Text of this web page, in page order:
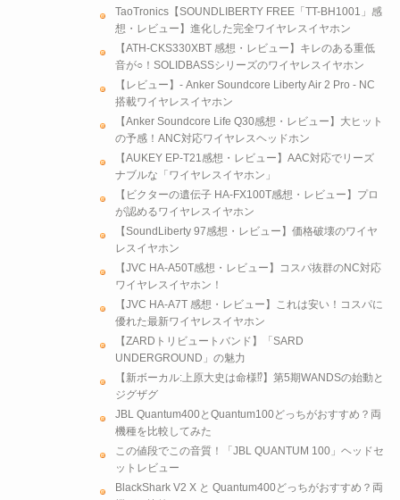
TaoTronics【SOUNDLIBERTY FREE「TT-BH1001」感
想・レビュー】進化した完全ワイヤレスイヤホン
【ATH-CKS330XBT 感想・レビュー】キレのある重低
音が○！SOLIDBASSシリーズのワイヤレスイヤホン
【レビュー】- Anker Soundcore Liberty Air 2 Pro - NC
搭載ワイヤレスイヤホン
【Anker Soundcore Life Q30感想・レビュー】大ヒット
の予感！ANC対応ワイヤレスヘッドホン
【AUKEY EP-T21感想・レビュー】AAC対応でリーズ
ナブルな「ワイヤレスイヤホン」
【ビクターの遺伝子 HA-FX100T感想・レビュー】プロ
が認めるワイヤレスイヤホン
【SoundLiberty 97感想・レビュー】価格破壊のワイヤ
レスイヤホン
【JVC HA-A50T感想・レビュー】コスパ抜群のNC対応
ワイヤレスイヤホン！
【JVC HA-A7T 感想・レビュー】これは安い！コスパに
優れた最新ワイヤレスイヤホン
【ZARDトリビュートバンド】「SARD
UNDERGROUND」の魅力
【新ボーカル:上原大史は命様⁉】第5期WANDSの始動と
ジグザグ
JBL Quantum400とQuantum100どっちがおすすめ？両
機種を比較してみた
この値段でこの音質！「JBL QUANTUM 100」ヘッドセ
ットレビュー
BlackShark V2 X と Quantum400どっちがおすすめ？両